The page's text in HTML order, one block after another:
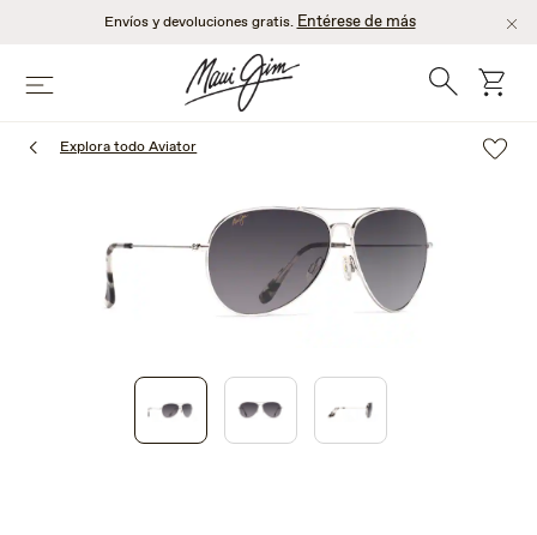
principal
Envíos y devoluciones gratis. Entérese de más
Menú BúsquedaCarro
Explora todo Aviator